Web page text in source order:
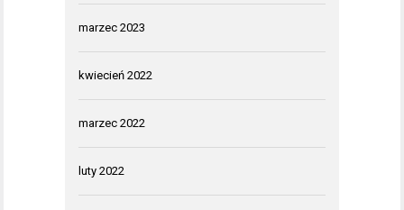
marzec 2023
kwiecień 2022
marzec 2022
luty 2022